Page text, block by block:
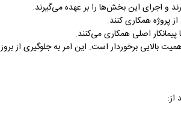
و اجرای این بخش‌ها را بر عهده می‌گیرند.
پروژه همکاری کنند.
اصلی همکاری می‌کنند.
بالایی برخوردار است. این امر به جلوگیری از بروز
از: